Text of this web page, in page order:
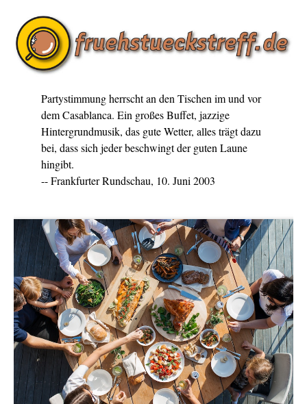
Partystimmung herrscht an den Tischen im und vor
dem Casablanca. Ein großes Buffet, jazzige
Hintergrundmusik, das gute Wetter, alles trägt dazu
bei, dass sich jeder beschwingt der guten Laune
hingibt.
-- Frankfurter Rundschau, 10. Juni 2003